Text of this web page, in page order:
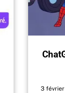
3 février